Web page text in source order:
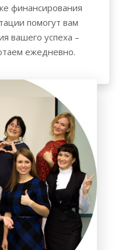
финансирования
помогут вам
вашего успеха –
ежедневно.